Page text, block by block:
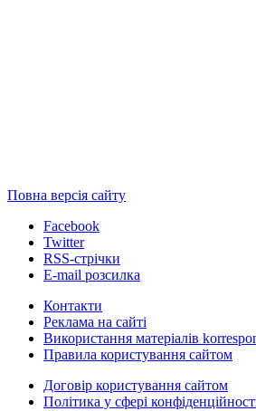
Повна версія сайту
Facebook
Twitter
RSS-стрічки
E-mail розсилка
Контакти
Реклама на сайті
Використання матеріалів
Правила користування сайтом
Договір користування сайтом
Політика у сфері